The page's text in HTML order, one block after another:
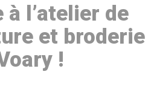
à l’atelier de
et broderie
!